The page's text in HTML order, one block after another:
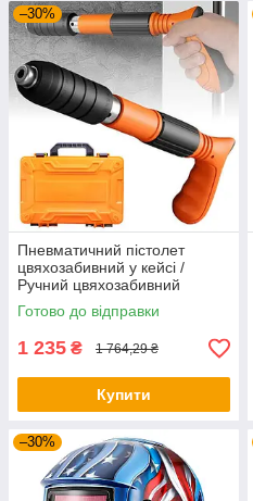
–30%
Пневматичний пістолет
цвяхозабивний у кейсі /
Ручний цвяхозабивний
пістолет / Нейлер-пістолет
для цвяхів
Готово до відправки
1 235 ₴ 1 764,29 ₴
Купити
–30%